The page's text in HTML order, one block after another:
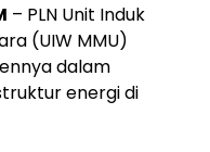
– PLN Unit Induk
(UIW MMU)
dalam
energi di